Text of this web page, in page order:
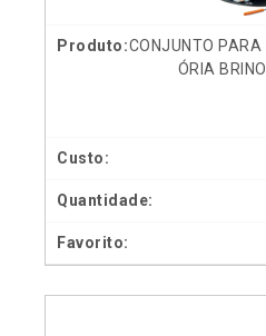
CONJUNTO PARA
ÓRIA